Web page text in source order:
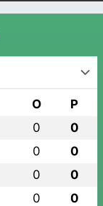
O P
0 0
0 0
0 0
0 0